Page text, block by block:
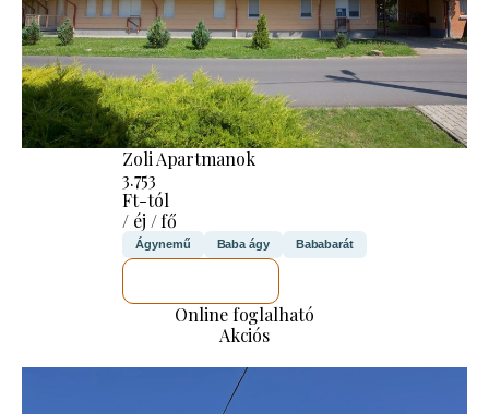
Zoli Apartmanok
3.753
Ft-tól
/ éj / fő
Ágynemű Baba ágy Bababarát
Online foglalható
Akciós